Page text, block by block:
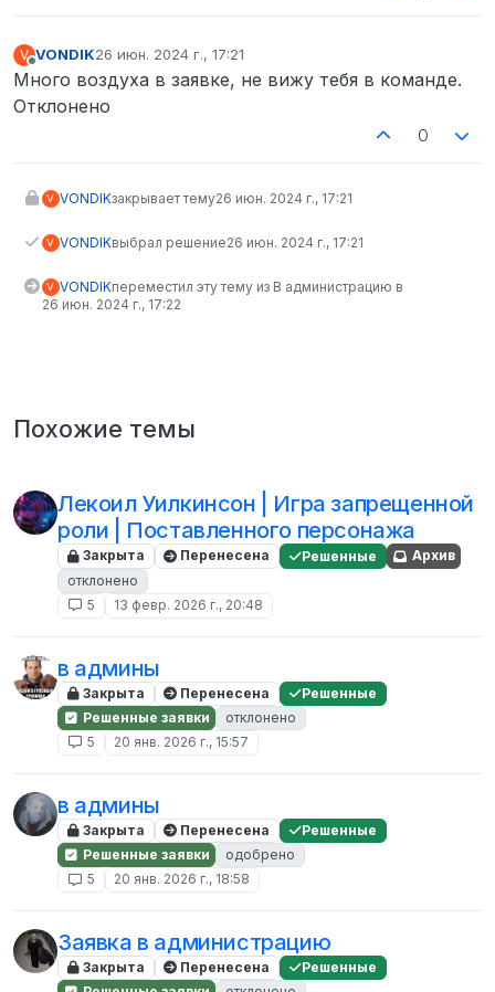
V VONDIK26 июн. 2024 г., 17:21
отредактировано
Много воздуха в заявке, не вижу тебя в команде.
Отклонено
0
V VONDIKзакрывает тему26 июн. 2024 г., 17:21
V VONDIKвыбрал решение26 июн. 2024 г., 17:21
V VONDIKпереместил эту тему из В администрацию в
26 июн. 2024 г., 17:22
Похожие темы
Лекоил Уилкинсон | Игра запрещенной
роли | Поставленного персонажа
Закрыта Перенесена Решенные
Архив
отклонено
5
13 февр. 2026 г., 20:48
в админы
Закрыта Перенесена
Решенные
Решенные заявки
отклонено
5
20 янв. 2026 г., 15:57
в админы
Закрыта Перенесена
Решенные
Решенные заявки
одобрено
5
20 янв. 2026 г., 18:58
Заявка в администрацию
Закрыта Перенесена
Решенные